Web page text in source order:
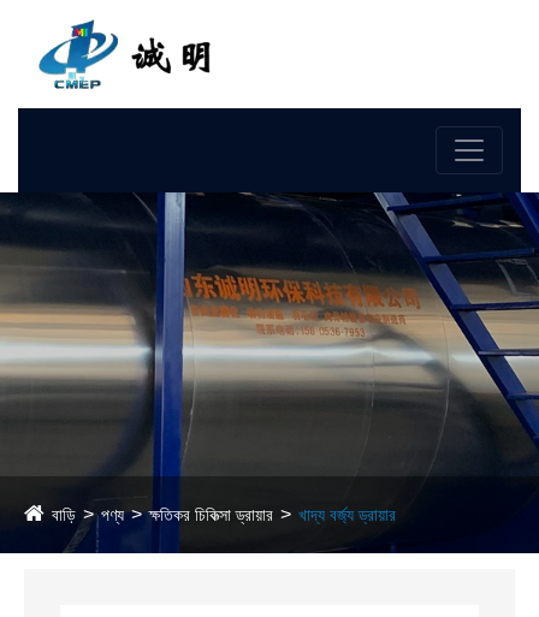
বাড়ি পণ্য ক্ষতিকর চিকিত্সা ড্রায়ার খাদ্য বর্জ্য ড্রায়ার